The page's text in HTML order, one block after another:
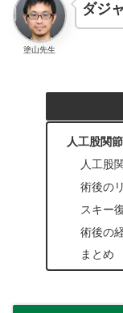
塗山先生
ダジ
人工股関
人工股
術後の
スキー
術後の
まとめ